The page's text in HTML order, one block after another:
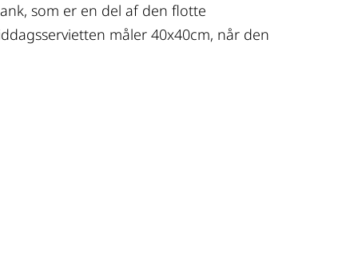
som er en del af den flotte
måler 40x40cm, når den